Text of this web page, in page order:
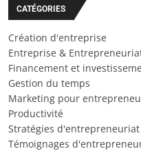
CATÉGORIES
Création d'entreprise
Entreprise &
Financement et
Gestion du temps
Marketing pour
Productivité
Stratégies d'entrepreneuriat
Témoignages